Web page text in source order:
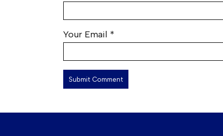
Your Email *